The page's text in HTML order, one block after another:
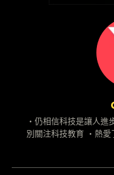
・仍相信科技是讓人進
別關注科技教育 ・熱